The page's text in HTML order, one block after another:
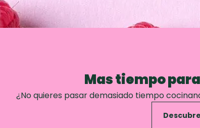
Mas tiempo
¿No quieres pasar demasiado tiempo